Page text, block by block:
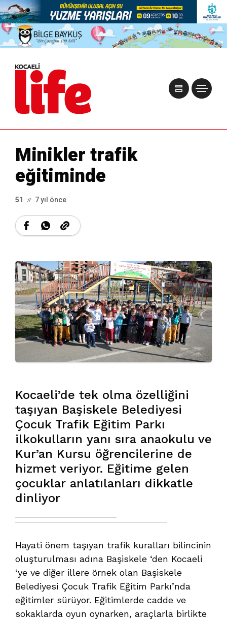
Minikler trafik
eğitiminde
51 7 yıl önce
Kocaeli’de tek olma özelliğini
taşıyan Başiskele Belediyesi
Çocuk Trafik Eğitim Parkı
ilkokulların yanı sıra anaokulu ve
Kur’an Kursu öğrencilerine de
hizmet veriyor. Eğitime gelen
çocuklar anlatılanları dikkatle
dinliyor
Hayati önem taşıyan trafik kuralları bilincinin
oluşturulması adına Başiskele ‘den Kocaeli
‘ye ve diğer illere örnek olan Başiskele
Belediyesi Çocuk Trafik Eğitim Parkı’nda
eğitimler sürüyor. Eğitimlerde cadde ve
sokaklarda oyun oynarken, araçlarla birlikte